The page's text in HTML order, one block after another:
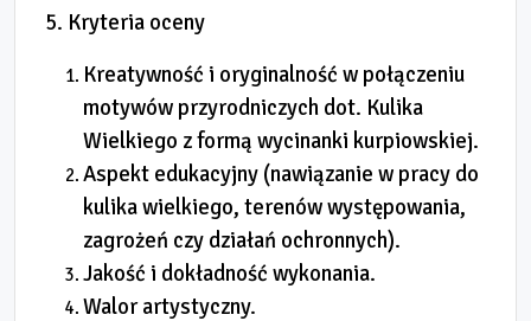
5. Kryteria oceny
Kreatywność i oryginalność w połączeniu
motywów przyrodniczych dot. Kulika
Wielkiego z formą wycinanki kurpiowskiej.
Aspekt edukacyjny (nawiązanie w pracy do
kulika wielkiego, terenów występowania,
zagrożeń czy działań ochronnych).
Jakość i dokładność wykonania.
Walor artystyczny.